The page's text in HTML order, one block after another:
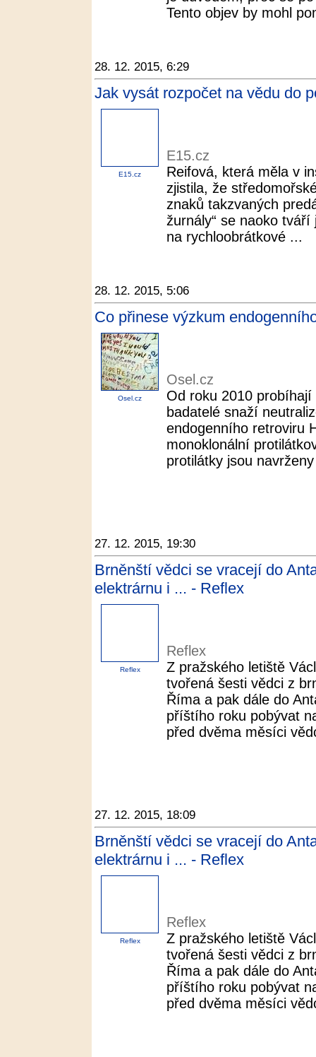
Tento objev by mohl
28. 12. 2015, 6:29
Jak vysát rozpočet na vědu do
E15.cz
E15.cz
Reifová, která měla v
zjistila, že
znaků takzvaných
žurnály“ se naoko
na rychloobrátkové ...
28. 12. 2015, 5:06
Co přinese výzkum
Osel.cz
Osel.cz
Od roku 2010
badatelé snaží
endogenního retroviru
monoklonální
protilátky jsou
27. 12. 2015, 19:30
Brněnští vědci se vracejí do
elektrárnu i ... - Reflex
Reflex
Reflex
Z pražského letiště
tvořená šesti vědci z
Říma a pak dále do
příštího roku pobývat
před dvěma měsíci
27. 12. 2015, 18:09
Brněnští vědci se vracejí do
elektrárnu i ... - Reflex
Reflex
Reflex
Z pražského letiště
tvořená šesti vědci z
Říma a pak dále do
příštího roku pobývat
před dvěma měsíci